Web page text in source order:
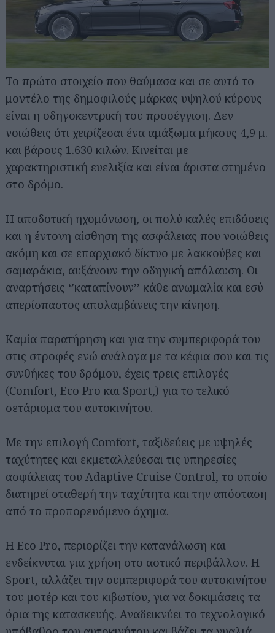
Το πρώτο στοιχείο που θαύμασα και σε αυτό το
μοντέλο της δημοφιλούς μάρκας υψηλού κύρους
είναι η οδηγοκεντρική του προσέγγιση. Δεν
νοιώθεις ότι χειρίζεσαι ένα αμάξωμα μήκους 4,9 μ.
και βάρους 1.630 κιλών. Κινείται με
χαρακτηριστική ευελιξία και είναι άριστα στημένο
στο δρόμο.
Η αποδοτική ηχομόνωση, οι πολύ καλές επιδόσεις
και η έντονη αίσθηση της ασφάλειας που νοιώθεις
ακόμη και σε επαρχιακό δίκτυο με λακκούβες και
σαμαράκια, αυξάνουν την οδηγική απόλαυση. Οι
αναρτήσεις ‘’καταπίνουν’’ κάθε ανωμαλία και εσύ
απερίσπαστος απολαμβάνεις την κίνηση.
Καμία παρατήρηση και για την συμπεριφορά του
στις στροφές ενώ ανάλογα με τα κέφια σου και τις
συνθήκες του δρόμου, έχεις τρεις επιλογές
(Comfort, Eco Pro και Sport,) για το τελικό
σετάρισμα του αυτοκινήτου.
Με την επιλογή Comfort, ταξιδεύεις με υψηλές
ταχύτητες και εκμεταλλεύεσαι τις υπηρεσίες
ασφάλειας του Adaptive Cruise Control, το οποίο
διατηρεί σταθερή την ταχύτητα και την απόσταση
από το προπορευόμενο όχημα.
Η Eco Pro, περιορίζει την κατανάλωση και
ενδείκνυται για χρήση στο αστικό περιβάλλον. Η
Sport, αλλάζει την συμπεριφορά του αυτοκινήτου
του μοτέρ και του κιβωτίου, για να δοκιμάσεις τα
όρια της κατασκευής. Αναδεικνύει το τεχνολογικό